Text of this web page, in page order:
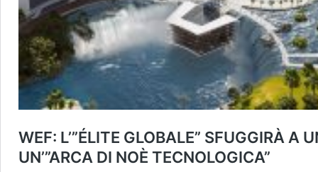
WEF: L’”ÉLITE GLOBALE” SFUGGIRÀ A
UN’”ARCA DI NOÈ TECNOLOGICA”